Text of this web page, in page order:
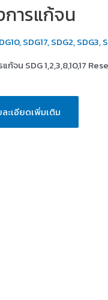
การแก้จน
,SDG17,SDG2,SDG3,
ก้จน SDG 1,2,3,8,10,17
การ
ะเอียดเพิ่มเติม